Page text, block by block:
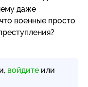
даже
военные просто
войдите или